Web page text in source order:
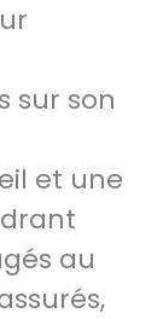
sur son
et une
au